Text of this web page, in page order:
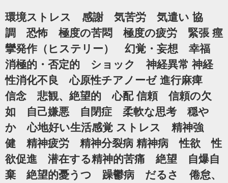
環境ストレス 感謝 気苦労 気遣い 協
調 恐怖 極度の苦悶 極度の疲労 緊張 痙
攣発作（ヒステリー） 幻覚・妄想 幸福
消極的・否定的 ショック 神経異常 神経
性消化不良 心原性チアノーゼ 進行麻痺
信念 悲観、絶望的 心配 信頼 信頼の欠
如 自己嫌悪 自閉症 柔軟な思考 穏や
か 心地好い生活感覚 ストレス 精神強
健 精神疲労 精神分裂病 精神病 性欲 性
欲促進 潜在する精神的苦痛 絶望 自爆自
棄 絶望的憂うつ 躁鬱病 だるさ 倦怠、